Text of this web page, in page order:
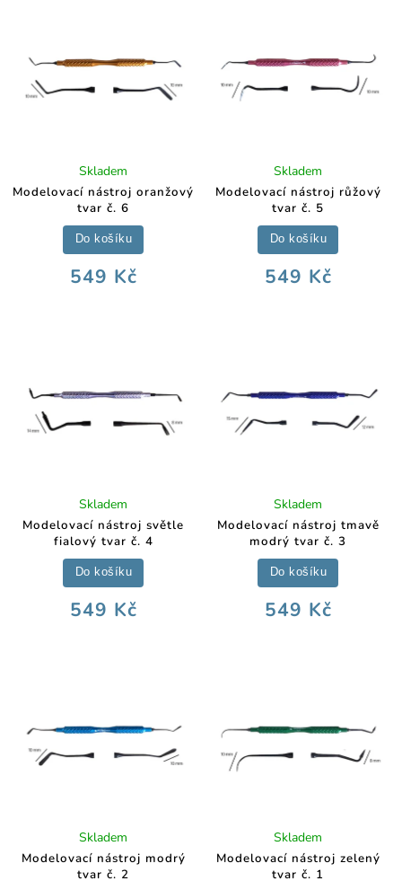
Modelovací nástroj oranžový
tvar č. 6
Skladem
549 Kč
Do košíku
Modelovací nástroj růžový
tvar č. 5
Skladem
549 Kč
Do košíku
Modelovací nástroj světle
fialový tvar č. 4
Skladem
549 Kč
Do košíku
Modelovací nástroj tmavě
modrý tvar č. 3
Skladem
549 Kč
Do košíku
Modelovací nástroj modrý
tvar č. 2
Skladem
Modelovací nástroj zelený
tvar č. 1
Skladem